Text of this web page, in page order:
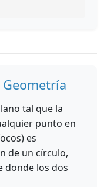
Geometría
tal que la
punto en
es
de un círculo,
donde los dos